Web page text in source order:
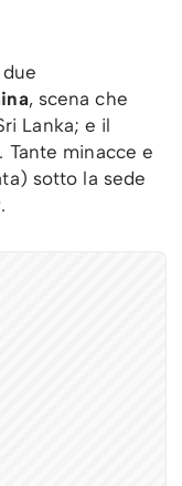
, scena che
Lanka; e il
. Tante minacce e
sotto la sede